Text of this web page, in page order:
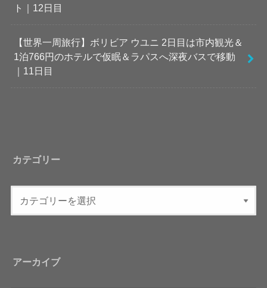
ト｜12日目
【世界一周旅行】ボリビア ウユニ 2日目は市内観光＆
1泊766円のホテルで仮眠＆ラパスへ深夜バスで移動
｜11日目
カテゴリー
アーカイブ